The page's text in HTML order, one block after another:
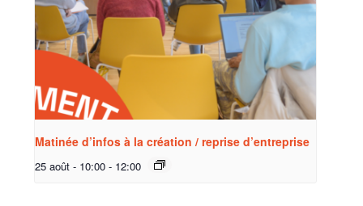
Matinée d’infos à la création / reprise d’entreprise
25 août - 10:00 - 12:00